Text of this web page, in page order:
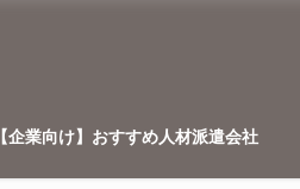
企業向け】おすすめ人材派遣会社